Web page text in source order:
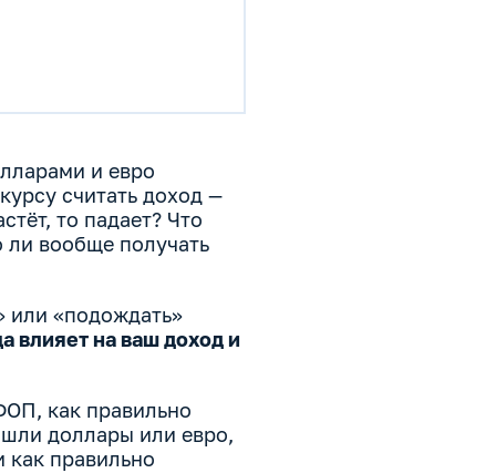
и евро
считать доход —
то падает? Что
ли вообще получать
или «подождать»
влияет на ваш доход и
как правильно
доллары или евро,
как правильно